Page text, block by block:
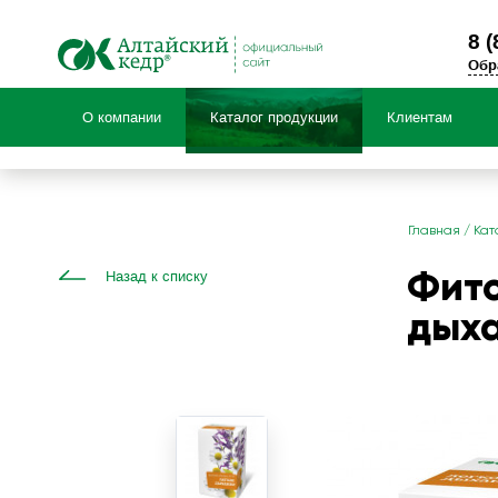
8
О компании Каталог продукции
Чаи детские травяные «Фитоша»
Клиентам
Назад к списку
Главная /